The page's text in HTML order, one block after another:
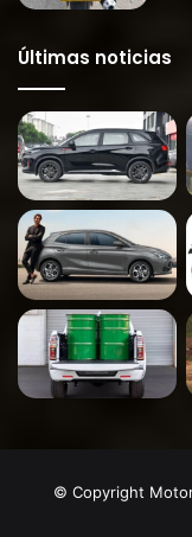
Últimas noticias
© Copyright